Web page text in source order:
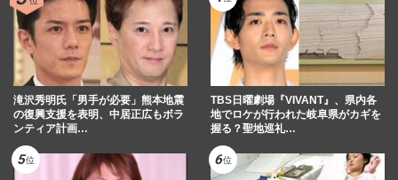
滝沢秀明氏「男手が必要」熊本地震
の復興支援を表明、中居正広もボラ
ンティア計画…
TBS日曜劇場『VIVANT』、県内各
地でロケが行われた岐阜県がカギを
握る？聖地巡礼…